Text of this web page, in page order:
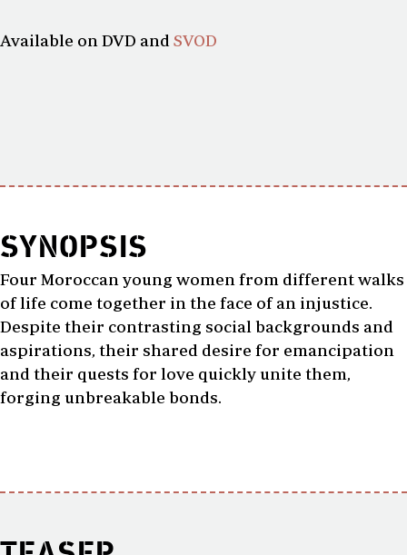
Available on DVD and SVOD
SYNOPSIS
Four Moroccan young women from different walks
of life come together in the face of an injustice.
Despite their contrasting social backgrounds and
aspirations, their shared desire for emancipation
and their quests for love quickly unite them,
forging unbreakable bonds.